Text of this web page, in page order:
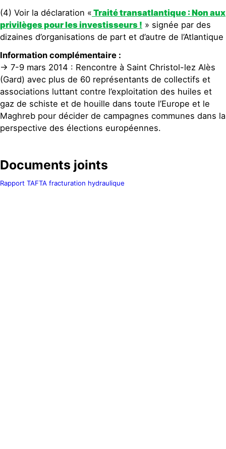
(4) Voir la déclaration « Traité transatlantique : Non aux
privilèges pour les investisseurs ! » signée par des
dizaines d’organisations de part et d’autre de l’Atlantique
Information complémentaire :
→ 7-9 mars 2014 : Rencontre à Saint Christol-lez Alès
(Gard) avec plus de 60 représentants de collectifs et
associations luttant contre l’exploitation des huiles et
gaz de schiste et de houille dans toute l’Europe et le
Maghreb pour décider de campagnes communes dans la
perspective des élections européennes.
Documents joints
Rapport TAFTA fracturation hydraulique